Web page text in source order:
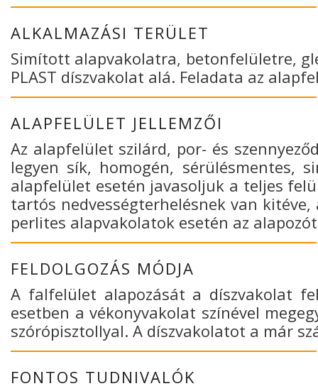
ALKALMAZÁSI TERÜLET
Simított alapvakolatra, betonfelületre,
PLAST díszvakolat alá. Feladata az
ALAPFELÜLET JELLEMZŐI
Az alapfelület szilárd, por- és
legyen sík, homogén, sérülésmentes,
alapfelület esetén javasoljuk a teljes
tartós nedvességterhelésnek van
perlites alapvakolatok esetén az
FELDOLGOZÁS MÓDJA
A falfelület alapozását a díszvakolat
esetben a vékonyvakolat színével
szórópisztollyal. A díszvakolatot a már
FONTOS TUDNIVALÓK